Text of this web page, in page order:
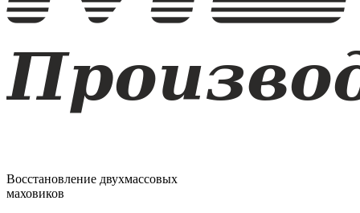
Восстановление двухмассовых
маховиков